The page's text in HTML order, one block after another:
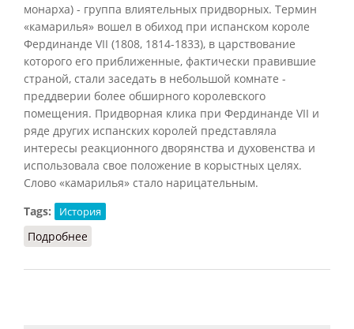
монарха) - группа влиятельных придворных. Термин
«камарилья» вошел в обиход при испанском короле
Фердинанде VII (1808, 1814-1833), в царствование
которого его приближенные, фактически правившие
страной, стали заседать в небольшой комнате -
преддверии более обширного королевского
помещения. Придворная клика при Фердинанде VII и
ряде других испанских королей представляла
интересы реакционного дворянства и духовенства и
использовала свое положение в корыстных целях.
Слово «камарилья» стало нарицательным.
Tags:
История
Подробнее